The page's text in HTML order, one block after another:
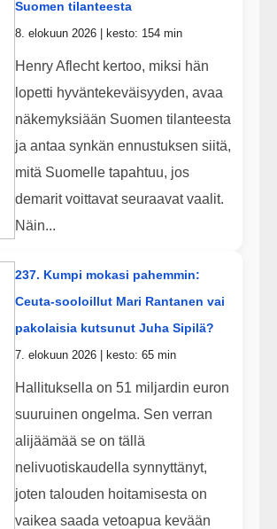
Suomen tilanteesta
8. elokuun 2026 | kesto: 154 min
Henry Aflecht kertoo, miksi hän
lopetti hyväntekeväisyyden, avaa
näkemyksiään Suomen tilanteesta
ja antaa synkän ennustuksen siitä,
mitä Suomelle tapahtuu, jos
demarit voittavat seuraavat vaalit.
Näin...
237. Kumpi mokasi pahemmin:
Ceuta-sooloillut Mari Rantanen vai
pakolaisia kutsunut Juha Sipilä?
7. elokuun 2026 | kesto: 65 min
Hallituksella on 51 miljardin euron
suuruinen ongelma. Sen verran
alijäämää se on tällä
nelivuotiskaudella synnyttänyt,
joten talouden hoitamisesta on
vaikea saada vetoapua kevään